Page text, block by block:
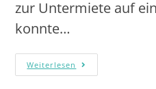
zur Untermiete auf
konnte…
Weiterlesen